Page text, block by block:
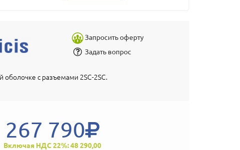
Запросить оферту
Задать вопрос
оболочке с разъемами 2SC-2SC.
267 790
Включая НДС 22%: 48 290,00